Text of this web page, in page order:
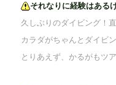
それなりに経験はある
久しぶりのダイビング！
カラダがちゃんとダイビ
とりあえず、かるがもツ